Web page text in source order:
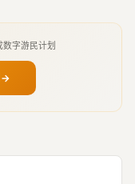
字游民计划
→